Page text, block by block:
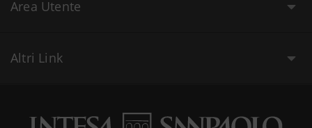
Area Utente
Altri Link